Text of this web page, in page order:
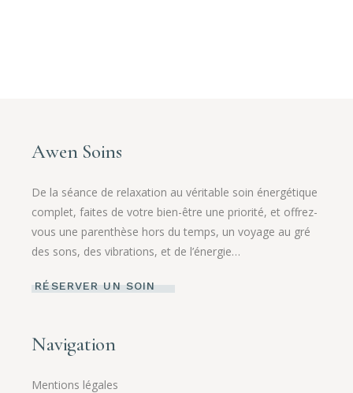
Awen Soins
De la séance de relaxation au véritable soin énergétique
complet, faites de votre bien-être une priorité, et offrez-
vous une parenthèse hors du temps, un voyage au gré
des sons, des vibrations, et de l’énergie…
RÉSERVER UN SOIN
Navigation
Mentions légales